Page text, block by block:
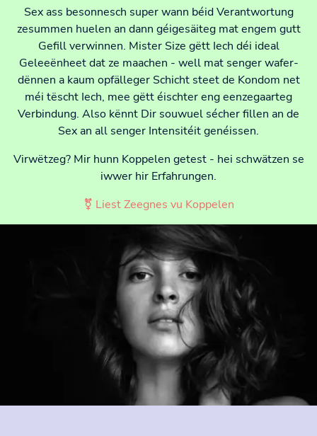
Sex ass besonnesch super wann béid Verantwortung
zesummen huelen an dann géigesäiteg mat engem gutt
Gefill verwinnen. Mister Size gëtt Iech déi ideal
Geleeënheet dat ze maachen - well mat senger wafer-
dënnen a kaum opfälleger Schicht steet de Kondom net
méi tëscht Iech, mee gëtt éischter eng eenzegaarteg
Verbindung. Also kënnt Dir souwuel sécher fillen an de
Sex an all senger Intensitéit genéissen.
Virwëtzeg? Mir hunn Koppelen getest - hei schwätzen se
iwwer hir Erfahrungen.
⚧ Liest Zeegnes vu Koppelen